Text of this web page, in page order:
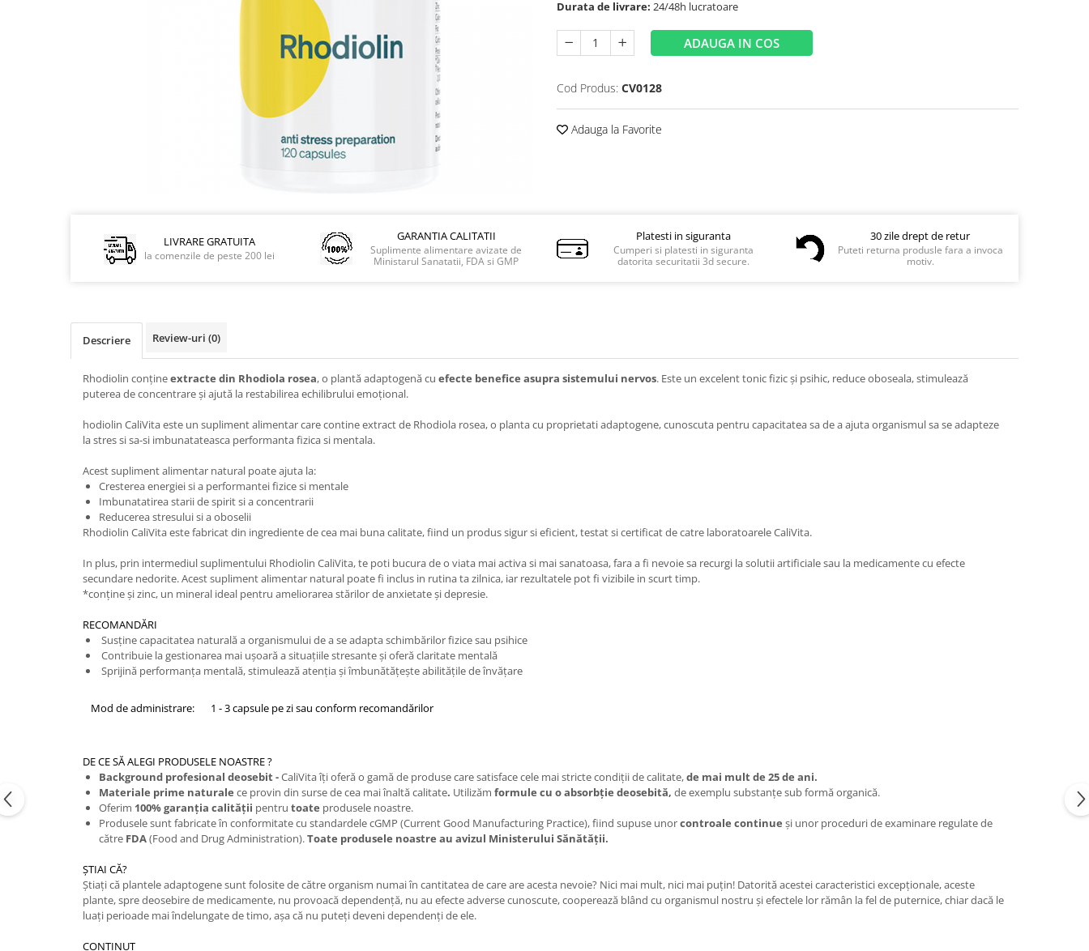
Durata de livrare: 24/48h lucratoare
ADAUGA IN COS
Cod Produs: CV0128
Adauga la Favorite
LIVRARE GRATUITA
la comenzile de peste 200 lei
GARANTIA CALITATII
Suplimente alimentare avizate de
Ministarul Sanatatii, FDA si GMP
Platesti in siguranta
Cumperi si platesti in siguranta
datorita securitatii 3d secure.
30 zile drept de retur
Puteti returna produsle fara a invoca
motiv.
Descriere Review-uri (0)
Rhodiolin conţineextracte din Rhodiola rosea, o plantă adaptogenă cu efecte benefice asupra sistemului nervos. Este un excelent tonic fizic şi psihic, reduce oboseala, stimulează
puterea de concentrare şi ajută la restabilirea echilibrului emoţional.
hodiolin CaliVita este un supliment alimentar care contine extract de Rhodiola rosea, o planta cu proprietati adaptogene, cunoscuta pentru capacitatea sa de a ajuta organismul sa se adapteze
la stres si sa-si imbunatateasca performanta fizica si mentala.
Acest supliment alimentar natural poate ajuta la:
Cresterea energiei si a performantei fizice si mentale
Imbunatatirea starii de spirit si a concentrarii
Reducerea stresului si a oboselii
Rhodiolin CaliVita este fabricat din ingrediente de cea mai buna calitate, fiind un produs sigur si eficient, testat si certificat de catre laboratoarele CaliVita.
In plus, prin intermediul suplimentului Rhodiolin CaliVita, te poti bucura de o viata mai activa si mai sanatoasa, fara a fi nevoie sa recurgi la solutii artificiale sau la medicamente cu efecte
secundare nedorite. Acest supliment alimentar natural poate fi inclus in rutina ta zilnica, iar rezultatele pot fi vizibile in scurt timp.
*conţine şi zinc, un mineral ideal pentru ameliorarea stărilor de anxietate şi depresie.
RECOMANDĂRI
Susţine capacitatea naturală a organismului de a se adapta schimbărilor fizice sau psihice
Contribuie la gestionarea mai uşoară a situaţiile stresante şi oferă claritate mentală
Sprijină performanţa mentală, stimulează atenţia şi îmbunătăţeşte abilităţile de învăţare
Mod de administrare: 1 - 3 capsule pe zi sau conform recomandărilor
DE CE SĂ ALEGI PRODUSELE NOASTRE ?
Background profesional deosebit -CaliVita îţi oferă o gamă de produse care satisface cele mai stricte condiţii de calitate,de mai mult de 25 de ani.
Materiale prime naturale ce provin din surse de cea mai înaltă calitate. Utilizăm formule cu o absorbţie deosebită, de exemplu substanţe sub formă organică.
Oferim 100% garanţia calităţii pentru toate produsele noastre.
Produsele sunt fabricate în conformitate cu standardele cGMP (Current Good Manufacturing Practice), fiind supuse unorcontroale continue şi unor proceduri de examinare regulate de
către FDA(Food and Drug Administration).Toate produsele noastre au avizul Ministerului Sănătăţii.
ŞTIAI CĂ?
Ştiaţi că plantele adaptogene sunt folosite de către organism numai în cantitatea de care are acesta nevoie? Nici mai mult, nici mai puţin! Datorită acestei caracteristici excepţionale, aceste
plante, spre deosebire de medicamente, nu provoacă dependenţă, nu au efecte adverse cunoscute, cooperează blând cu organismul nostru şi efectele lor rămân la fel de puternice, chiar dacă le
luaţi perioade mai îndelungate de timo, aşa că nu puteţi deveni dependenţi de ele.
CONŢINUT